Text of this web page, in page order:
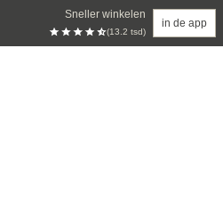
Sneller winkelen
(13.2 tsd)
in de app